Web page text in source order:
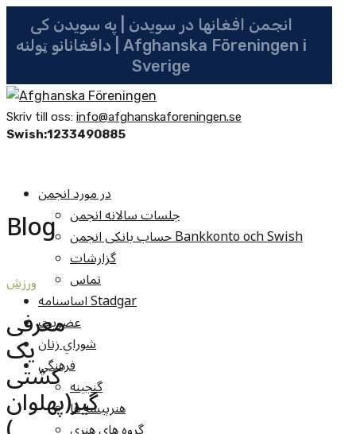
انجمن افغانها در سویدن | په سویدن کی
دافغانانو ټولنه | Afghanska Föreningen i
Sverige
Skriv till oss: info@afghanskaforeningen.se
Swish:1233490885
در مورد انجمن
جلسات سالانه انجمن
حساب بانکی انجمن Bankkonto och Swish
گزارشات
تماس
اساسنامه Stadgar
عضویت
شوراي زنان
فرهنگي
گنجينه
هنرپيشه ها
Blog
ورزش
معرفی
یک
کشتی
گیر(پهلوان